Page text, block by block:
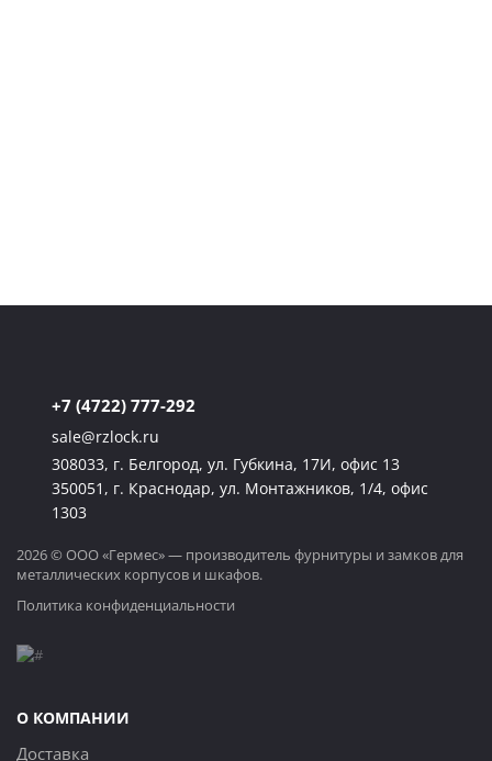
+7 (4722) 777-292
sale@rzlock.ru
308033, г. Белгород, ул. Губкина, 17И, офис 13
350051, г. Краснодар, ул. Монтажников, 1/4, офис
1303
2026 © ООО «Гермес» — производитель фурнитуры и замков для
металлических корпусов и шкафов.
Политика конфиденциальности
О КОМПАНИИ
Доставка